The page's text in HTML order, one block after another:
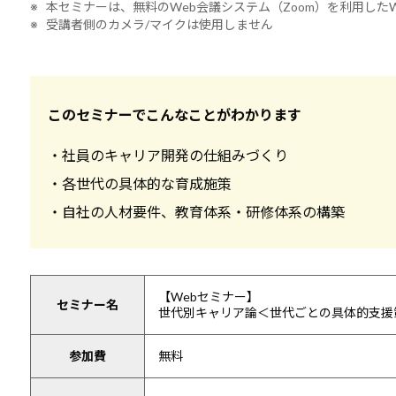
※ 本セミナーは、無料のWeb会議システム（Zoom）を利用した
※ 受講者側のカメラ/マイクは使用しません
このセミナーでこんなことがわかります
・社員のキャリア開発の仕組みづくり
・各世代の具体的な育成施策
・自社の人材要件、教育体系・研修体系の構築
セミナー名
【Webセミナー】
世代別キャリア論＜世代ごとの具体的支援
参加費 無料